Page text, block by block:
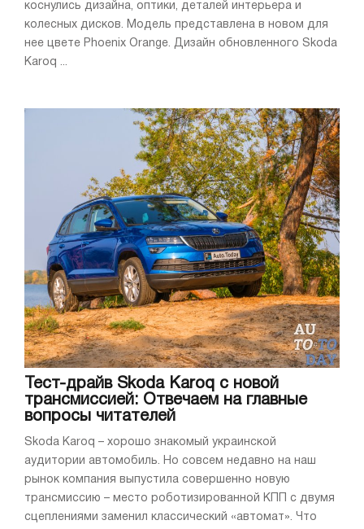
коснулись дизайна, оптики, деталей интерьера и
колесных дисков. Модель представлена в новом для
нее цвете Phoenix Orange. Дизайн обновленного Skoda
Karoq ...
Тест-драйв Skoda Karoq с новой
трансмиссией: Отвечаем на главные
вопросы читателей
Skoda Karoq – хорошо знакомый украинской
аудитории автомобиль. Но совсем недавно на наш
рынок компания выпустила совершенно новую
трансмиссию – место роботизированной КПП с двумя
сцеплениями заменил классический «автомат». Что